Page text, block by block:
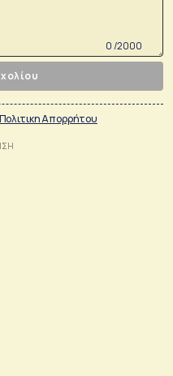
0 /2000
Πολιτικη Απορρήτου